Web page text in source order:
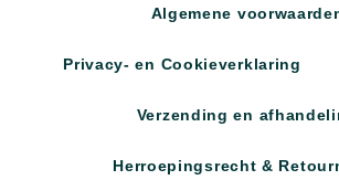
Algemene
Privacy- en Cookieverklaring
Verzending en
Herroepingsrecht &